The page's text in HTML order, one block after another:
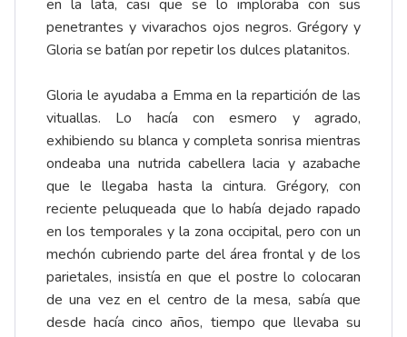
en la lata, casi que se lo imploraba con sus
penetrantes y vivarachos ojos negros. Grégory y
Gloria se batían por repetir los dulces platanitos.
Gloria le ayudaba a Emma en la repartición de las
vituallas. Lo hacía con esmero y agrado,
exhibiendo su blanca y completa sonrisa mientras
ondeaba una nutrida cabellera lacia y azabache
que le llegaba hasta la cintura. Grégory, con
reciente peluqueada que lo había dejado rapado
en los temporales y la zona occipital, pero con un
mechón cubriendo parte del área frontal y de los
parietales, insistía en que el postre lo colocaran
de una vez en el centro de la mesa, sabía que
desde hacía cinco años, tiempo que llevaba su